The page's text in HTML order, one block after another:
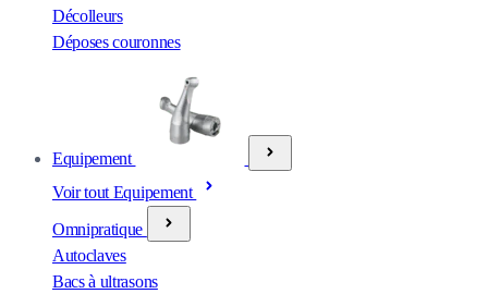
Décolleurs
Déposes couronnes
Equipement
Voir tout Equipement
Omnipratique
Autoclaves
Bacs à ultrasons